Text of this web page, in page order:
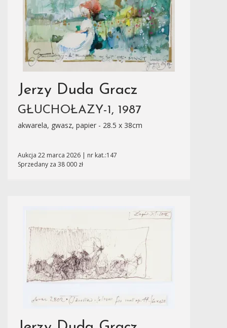
Jerzy Duda Gracz
GŁUCHOŁAZY-1, 1987
akwarela, gwasz, papier - 28.5 x 38cm
Aukcja 22 marca 2026 | nr kat.:147
Sprzedany za 38 000 zł